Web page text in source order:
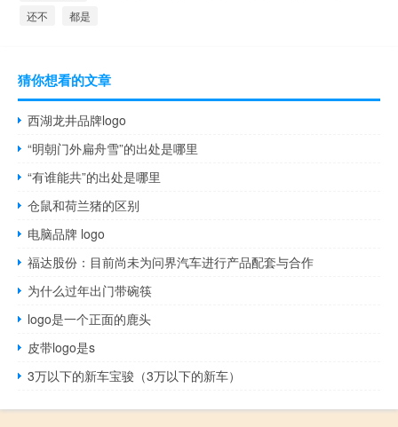
还不 都是
猜你想看的文章
西湖龙井品牌logo
“明朝门外扁舟雪”的出处是哪里
“有谁能共”的出处是哪里
仓鼠和荷兰猪的区别
电脑品牌 logo
福达股份：目前尚未为问界汽车进行产品配套与合作
为什么过年出门带碗筷
logo是一个正面的鹿头
皮带logo是s
3万以下的新车宝骏（3万以下的新车）